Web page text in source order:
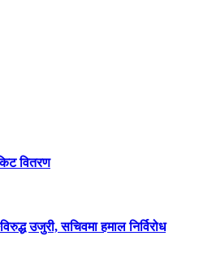
वितरण
उजुरी, सचिवमा हमाल निर्विरोध